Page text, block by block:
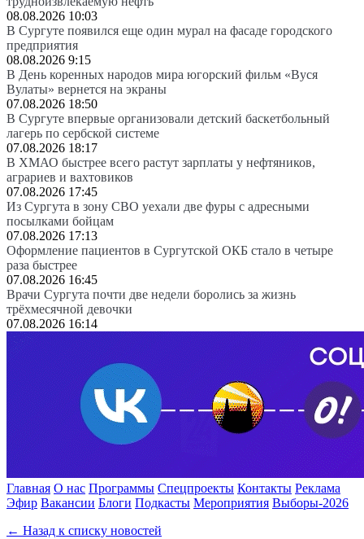
08.08.2026 10:03
В Сургуте появился еще один мурал на фасаде городского
предприятия
08.08.2026 9:15
В День коренных народов мира югорский фильм «Вуся
Вулаты» вернется на экраны
07.08.2026 18:50
В Сургуте впервые организовали детский баскетбольный
лагерь по сербской системе
07.08.2026 18:17
В ХМАО быстрее всего растут зарплаты у нефтяников,
аграриев и вахтовиков
07.08.2026 17:45
Из Сургута в зону СВО уехали две фуры с адресными
посылками бойцам
07.08.2026 17:13
Оформление пациентов в Сургутской ОКБ стало в четыре
раза быстрее
07.08.2026 16:45
Врачи Сургута почти две недели боролись за жизнь
трёхмесячной девочки
07.08.2026 16:14
Главная О нас Программы Спецпроекты Контакты Реклама
Эфир Вакансии Блоги Подкасты Мероприятия Выборы-2026
← Назад к списку новостей